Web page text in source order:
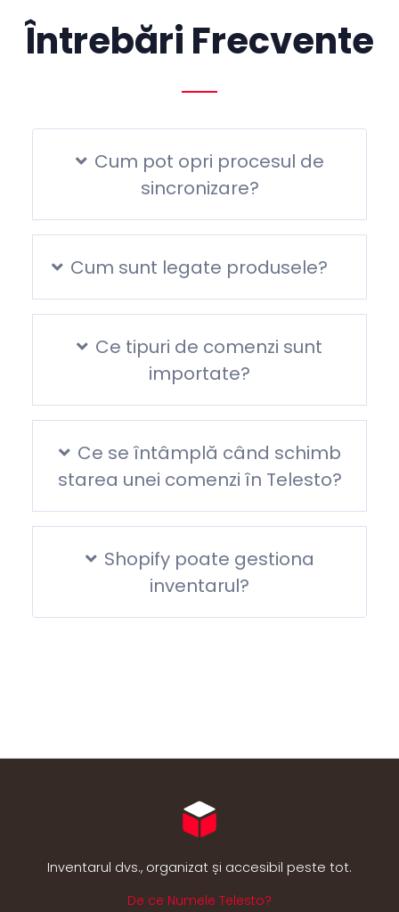
Întrebări Frecvente
Cum pot opri procesul de
sincronizare?
Cum sunt legate produsele?
Ce tipuri de comenzi sunt
importate?
Ce se întâmplă când schimb
starea unei comenzi în Telesto?
Shopify poate gestiona
inventarul?
Inventarul dvs., organizat și accesibil peste tot.
De ce Numele Telesto?